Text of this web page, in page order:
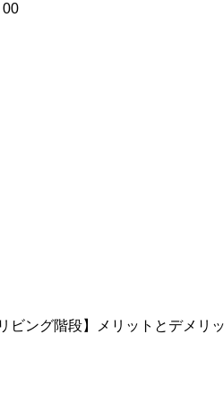
00
ビング階段】メリットとデメリ